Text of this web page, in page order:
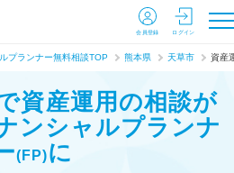
会員登録 ログイン
プランナー無料相談TOP 熊本県 天草市 資産
資産運用の相談が
ンシャルプランナ
(FP)に